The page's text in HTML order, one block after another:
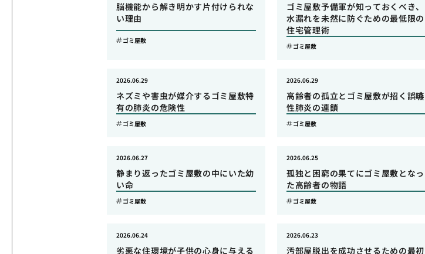
脳機能から解き明かす片付けられな
い理由
ゴミ屋敷
ゴミ屋敷予備軍が知っておくべき、
水漏れを未然に防ぐための最低限の
住宅管理術
ゴミ屋敷
ネズミや害虫が媒介するゴミ屋敷特
有の肺炎の危険性
2026.06.29
ゴミ屋敷
高齢者の孤立とゴミ屋敷が招く誤嚥
性肺炎の連鎖
2026.06.29
ゴミ屋敷
静まり返ったゴミ屋敷の中にいた幼
い命
2026.06.27
ゴミ屋敷
孤独と困窮の果てにゴミ屋敷となっ
た高齢者の物語
2026.06.25
ゴミ屋敷
劣悪な住環境が子供の心身に与える
2026.06.24
汚部屋脱出を成功させるための最初
2026.06.23